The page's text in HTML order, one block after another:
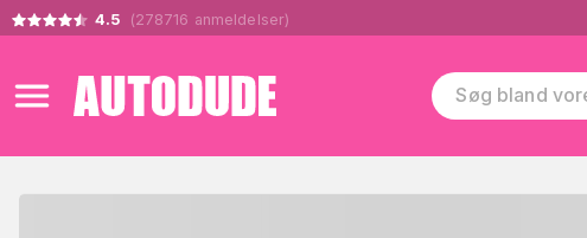
4.5 (278716 anmeldelser)